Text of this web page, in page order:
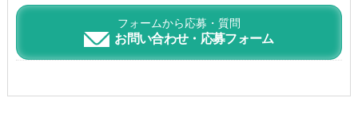
フォームから応募・質問
お問い合わせ・応募フォーム